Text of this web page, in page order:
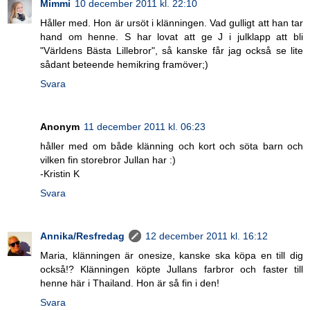
Mimmi 10 december 2011 kl. 22:10
Håller med. Hon är ursöt i klänningen. Vad gulligt att han tar
hand om henne. S har lovat att ge J i julklapp att bli
"Världens Bästa Lillebror", så kanske får jag också se lite
sådant beteende hemikring framöver;)
Svara
Anonym 11 december 2011 kl. 06:23
håller med om både klänning och kort och söta barn och
vilken fin storebror Jullan har :)
-Kristin K
Svara
Annika/Resfredag
12 december 2011 kl. 16:12
Maria, klänningen är onesize, kanske ska köpa en till dig
också!? Klänningen köpte Jullans farbror och faster till
henne här i Thailand. Hon är så fin i den!
Svara